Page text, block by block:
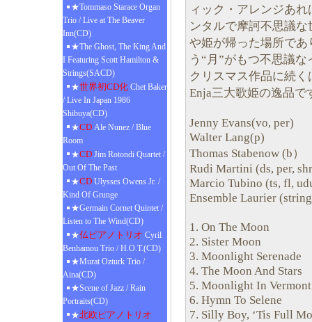
★Tommaso Starace Organ
Trio / Live at The Beaver
Inn(CD)
★The Ghost, The King And
I Featuring Scott Hamilton &
Strings(SACD)
★世界初CD化 Chet Baker
/ Live In Japan 1986
Shibuya(CD)
★CD Ale Nunez / Blue
Room
★CD Jim Rotondi Quartet /
Out Of The Past
★CD Ulysses Owens Jr. /
Kind Of Grunge
★Germain Cornet Quintet /
Listen to The Wind(CD)
★仏ピアノトリオ Cyril
Benhamou Trio / H.O.T.(CD)
★Murat Ozturk Trio /
Aina(CD)
★Scene of Jazz / Rain
Portraits(CD)
★北欧ピアノトリオ
ィック・アレンジあ
ンタルで摩訶不思議
や姫が帰った場所で
う“月”がもつ不思議
クリスマス作品に続
Enja三大歌姫の逸品
Jenny Evans(vo, per)
Walter Lang(p)
Thomas Stabenow (b）
Rudi Martini (ds, per,
Marcio Tubino (ts, fl,
Ensemble Laurier
1. On The Moon
2. Sister Moon
3. Moonlight Serenade
4. The Moon And Stars
5. Moonlight In Vermont
6. Hymn To Selene
7. Silly Boy, ‘Tis Full